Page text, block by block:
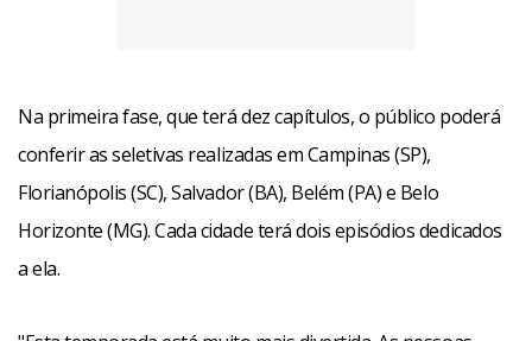
Na primeira fase, que terá dez capítulos, o público poderá
conferir as seletivas realizadas em Campinas (SP),
Florianópolis (SC), Salvador (BA), Belém (PA) e Belo
Horizonte (MG). Cada cidade terá dois episódios dedicados
a ela.